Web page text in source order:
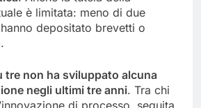
è limitata: meno di due
depositato brevetti o
tre non ha sviluppato alcuna
negli ultimi tre anni. Tra chi
di processo, seguita